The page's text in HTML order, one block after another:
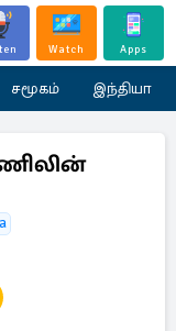
Watch Apps
சமூகம் இந்தியா